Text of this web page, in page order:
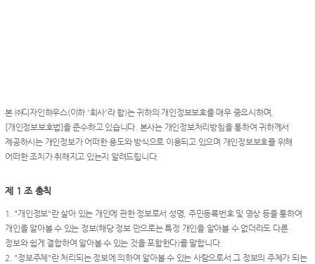
본 ㈜디자인하우스(이하 '회사'라 함)는 귀하의 개인정보보호를 매우 중요시하며,
[개인정보보호법]을 준수하고 있습니다. 본사는 개인정보처리방침을 통하여 귀하께서
제공하시는 개인정보가 어떠한 용도와 방식으로 이용되고 있으며 개인정보보호를 위해
어떠한 조치가 취해지고 있는지 알려드립니다.
제 1 조 총칙
1. "개인정보"란 살아 있는 개인에 관한 정보로서 성명, 주민등록번호 및 영상 등을 통하여
개인을 알아볼 수 있는 정보(해당 정보 만으로는 특정 개인을 알아볼 수 없더라도 다른
정보와 쉽게 결합하여 알아볼 수 있는 것을 포함한다)를 말합니다.
2. "정보주체"란 처리되는 정보에 의하여 알아볼 수 있는 사람으로서 그 정보의 주체가 되는